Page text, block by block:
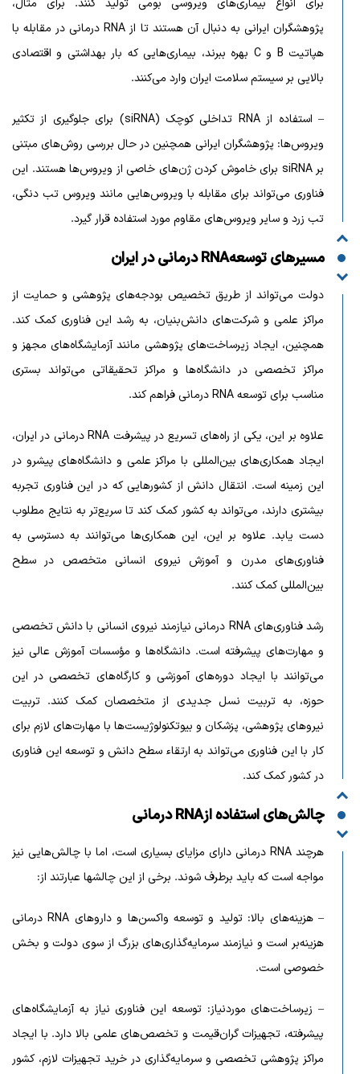
پژوهشگران ایرانی به دنبال آن هستند تا از RNA درمانی در مقابله با
هپاتیت B و C بهره ببرند، بیماری‌هایی که بار بهداشتی و اقتصادی
بالایی بر سیستم سلامت ایران وارد می‌کنند.
– استفاده از RNA تداخلی کوچک (siRNA) برای جلوگیری از تکثیر
ویروس‌ها: پژوهشگران ایرانی همچنین در حال بررسی روش‌های مبتنی
بر siRNA برای خاموش کردن ژن‌های خاصی از ویروس‌ها هستند. این
فناوری می‌تواند برای مقابله با ویروس‌هایی مانند ویروس تب دنگی،
تب زرد و سایر ویروس‌های مقاوم مورد استفاده قرار گیرد.
مسیرهای توسعهRNA درمانی در ایران
دولت می‌تواند از طریق تخصیص بودجه‌های پژوهشی و حمایت از
مراکز علمی و شرکت‌های دانش‌بنیان، به رشد این فناوری کمک کند.
همچنین، ایجاد زیرساخت‌های پژوهشی مانند آزمایشگاه‌های مجهز و
مراکز تخصصی در دانشگاه‌ها و مراکز تحقیقاتی می‌تواند بستری
مناسب برای توسعه RNA درمانی فراهم کند.
علاوه بر این، یکی از راه‌های تسریع در پیشرفت RNA درمانی در ایران،
ایجاد همکاری‌های بین‌المللی با مراکز علمی و دانشگاه‌های پیشرو در
این زمینه است. انتقال دانش از کشورهایی که در این فناوری تجربه
بیشتری دارند، می‌تواند به کشور کمک کند تا سریع‌تر به نتایج مطلوب
دست یابد. علاوه بر این، این همکاری‌ها می‌توانند به دسترسی به
فناوری‌های مدرن و آموزش نیروی انسانی متخصص در سطح
بین‌المللی کمک کنند.
رشد فناوری‌های RNA درمانی نیازمند نیروی انسانی با دانش تخصصی
و مهارت‌های پیشرفته است. دانشگاه‌ها و مؤسسات آموزش عالی نیز
می‌توانند با ایجاد دوره‌های آموزشی و کارگاه‌های تخصصی در این
حوزه، به تربیت نسل جدیدی از متخصصان کمک کنند. تربیت
نیروهای پژوهشی، پزشکان و بیوتکنولوژیست‌ها با مهارت‌های لازم برای
کار با این فناوری می‌تواند به ارتقاء سطح دانش و توسعه این فناوری
در کشور کمک کند.
چالش‌های استفاده ازRNA درمانی
هرچند RNA درمانی دارای مزایای بسیاری است، اما با چالش‌هایی نیز
مواجه است که باید برطرف شوند. برخی از این چالشها عبارتند از:
– هزینه‌های بالا: تولید و توسعه واکسن‌ها و داروهای RNA درمانی
هزینه‌بر است و نیازمند سرمایه‌گذاری‌های بزرگ از سوی دولت و بخش
خصوصی است.
– زیرساخت‌های موردنیاز: توسعه این فناوری نیاز به آزمایشگاه‌های
پیشرفته، تجهیزات گران‌قیمت و تخصص‌های علمی بالا دارد. با ایجاد
مراکز پژوهشی تخصصی و سرمایه‌گذاری در خرید تجهیزات لازم، کشور